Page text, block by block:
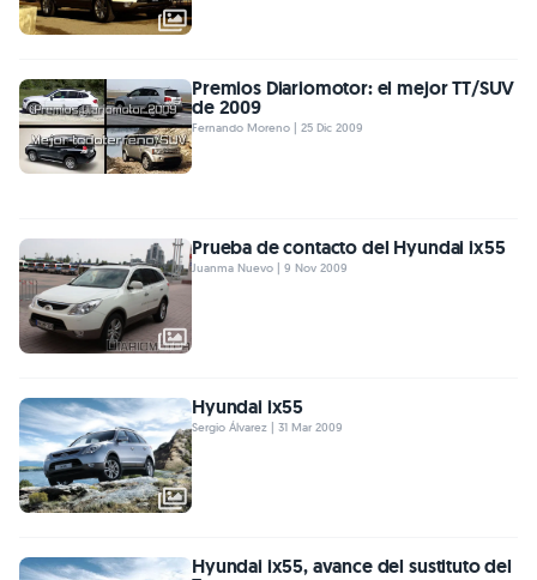
Premios Diariomotor: el mejor TT/SUV
de 2009
Fernando Moreno | 25 Dic 2009
Prueba de contacto del Hyundai ix55
Juanma Nuevo | 9 Nov 2009
Hyundai ix55
Sergio Álvarez | 31 Mar 2009
Hyundai ix55, avance del sustituto del